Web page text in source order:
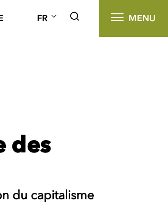
FR MENU
des
du capitalisme